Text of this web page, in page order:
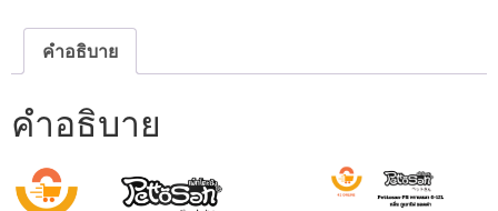
คำอธิบาย
คำอธิบาย